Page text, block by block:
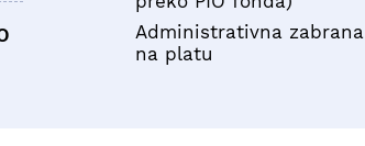
Administrativna zabrana
na platu